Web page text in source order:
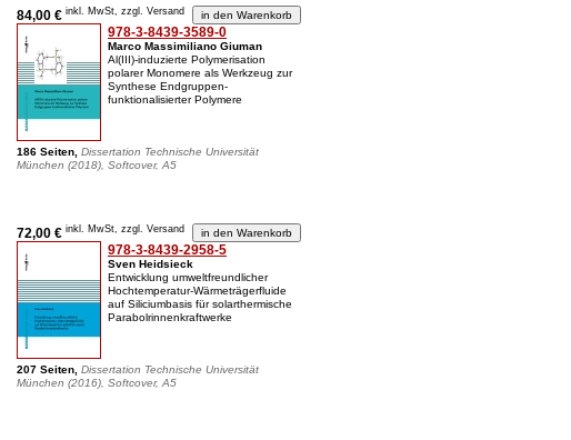
84,00 € inkl. MwSt, zzgl. Versand
978-3-8439-3589-0
Marco Massimiliano Giuman
Al(III)-induzierte Polymerisation
polarer Monomere als Werkzeug zur
Synthese Endgruppen-
funktionalisierter Polymere
186 Seiten, Dissertation Technische Universität
München (2018), Softcover, A5
72,00 € inkl. MwSt, zzgl. Versand
978-3-8439-2958-5
Sven Heidsieck
Entwicklung umweltfreundlicher
Hochtemperatur-Wärmeträgerfluide
auf Siliciumbasis für solarthermische
Parabolrinnenkraftwerke
207 Seiten, Dissertation Technische Universität
München (2016), Softcover, A5